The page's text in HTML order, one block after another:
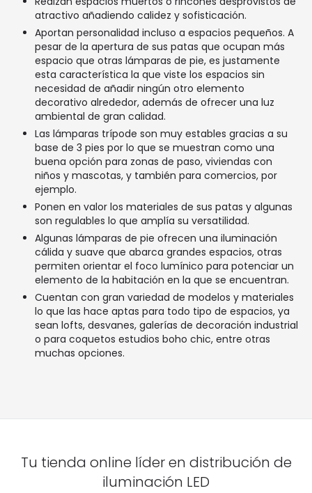
atractivo añadiendo calidez y sofisticación.
Aportan personalidad incluso a espacios pequeños. A
pesar de la apertura de sus patas que ocupan más
espacio que otras lámparas de pie, es justamente
esta característica la que viste los espacios sin
necesidad de añadir ningún otro elemento
decorativo alrededor, además de ofrecer una luz
ambiental de gran calidad.
Las lámparas trípode son muy estables gracias a su
base de 3 pies por lo que se muestran como una
buena opción para zonas de paso, viviendas con
niños y mascotas, y también para comercios, por
ejemplo.
Ponen en valor los materiales de sus patas y algunas
son regulables lo que amplía su versatilidad.
Algunas lámparas de pie ofrecen una iluminación
cálida y suave que abarca grandes espacios, otras
permiten orientar el foco lumínico para potenciar un
elemento de la habitación en la que se encuentran.
Cuentan con gran variedad de modelos y materiales
lo que las hace aptas para todo tipo de espacios, ya
sean lofts, desvanes, galerías de decoración industrial
o para coquetos estudios boho chic, entre otras
muchas opciones.
Tu tienda online líder en distribución de
iluminación LED